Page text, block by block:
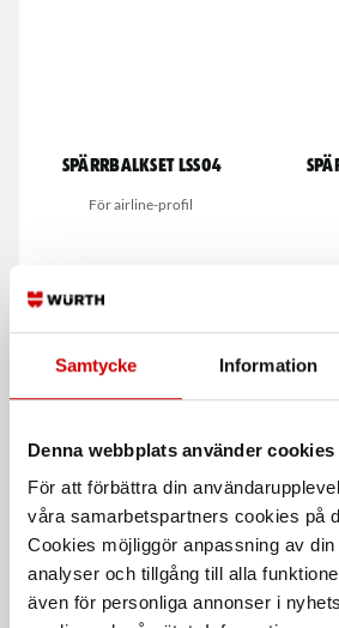
Samtycke Information
Denna webbplats använder cookies
För att förbättra din
våra samarbetspartners cookies på
Cookies möjliggör anpassning av din
analyser och tillgång till alla
även för personliga annonser i
Spärrbalkset LSS04
För airline-profil
Förvaringshylla
hörnsektion
10 st hyllor
De som köpte, köpte även